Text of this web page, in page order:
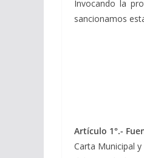
Invocando la
sancionamos
Artículo 1°.-
Carta Municipal